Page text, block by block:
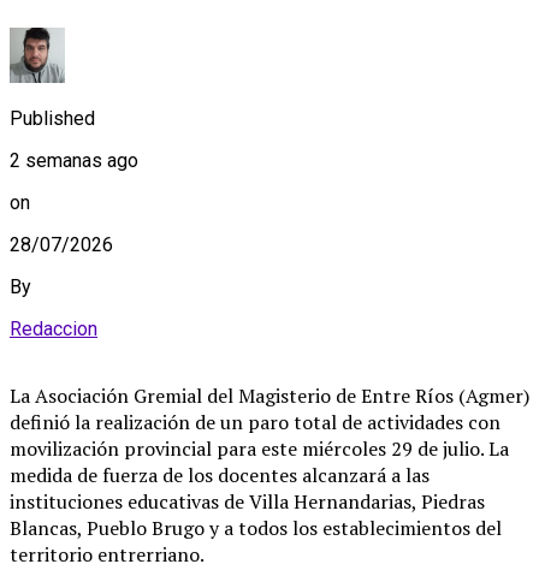
Published
2 semanas ago
on
28/07/2026
By
Redaccion
La Asociación Gremial del Magisterio de Entre Ríos (Agmer)
definió la realización de un paro total de actividades con
movilización provincial para este miércoles 29 de julio. La
medida de fuerza de los docentes alcanzará a las
instituciones educativas de Villa Hernandarias, Piedras
Blancas, Pueblo Brugo y a todos los establecimientos del
territorio entrerriano.